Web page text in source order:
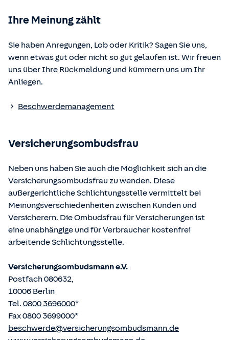
§§ 59 – 68 Gesetz über den Versicherungsvertrag
§ 48b Versicherungsaufsichtsgesetz (VAG)
Verordnung über die Versicherungsvermittlung und -
Die berufsrechtlichen Regelungen können über die vom
eingesehen und abgerufen werden.
Ihre Meinung zählt
Sie haben Anregungen, Lob oder Kritik? Sagen Sie uns,
wenn etwas gut oder nicht so gut gelaufen ist. Wir freuen
uns über Ihre Rückmeldung und kümmern uns um Ihr
Anliegen.
Beschwerdemanagement
Versicherungsombudsfrau
Neben uns haben Sie auch die Möglichkeit sich an die
Versicherungsombudsfrau zu wenden. Diese
außergerichtliche Schlichtungsstelle vermittelt bei
Meinungsverschiedenheiten zwischen Kunden und
Versicherern. Die Ombudsfrau für Versicherungen ist
eine unabhängige und für Verbraucher kostenfrei
arbeitende Schlichtungsstelle.
Versicherungsombudsmann e.V.
Postfach 080632,
10006 Berlin
Tel. 0800 3696000*
Fax 0800 3699000*
beschwerde@versicherungsombudsmann.de